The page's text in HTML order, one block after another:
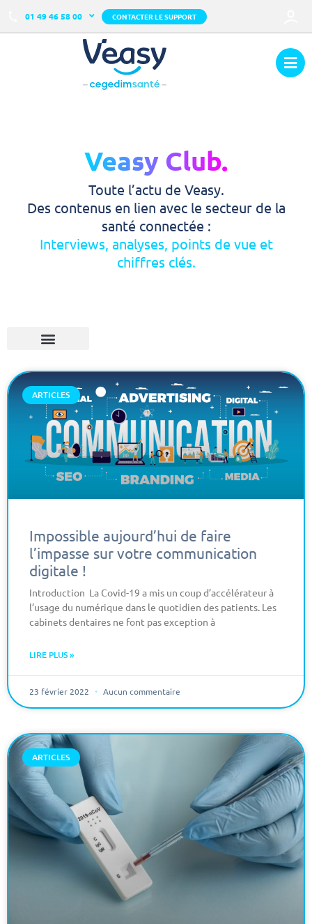
01 49 46 58 00 CONTACTER LE SUPPORT
Veasy Club.
Toute l’actu de Veasy.
Des contenus en lien avec le secteur de la
santé connectée :
Interviews, analyses, points de vue et
chiffres clés.
ARTICLES
Impossible aujourd’hui de faire
l’impasse sur votre communication
digitale !
Introduction La Covid-19 a mis un coup d’accélérateur à
l’usage du numérique dans le quotidien des patients. Les
cabinets dentaires ne font pas exception à
LIRE PLUS »
23 février 2022 Aucun commentaire
ARTICLES